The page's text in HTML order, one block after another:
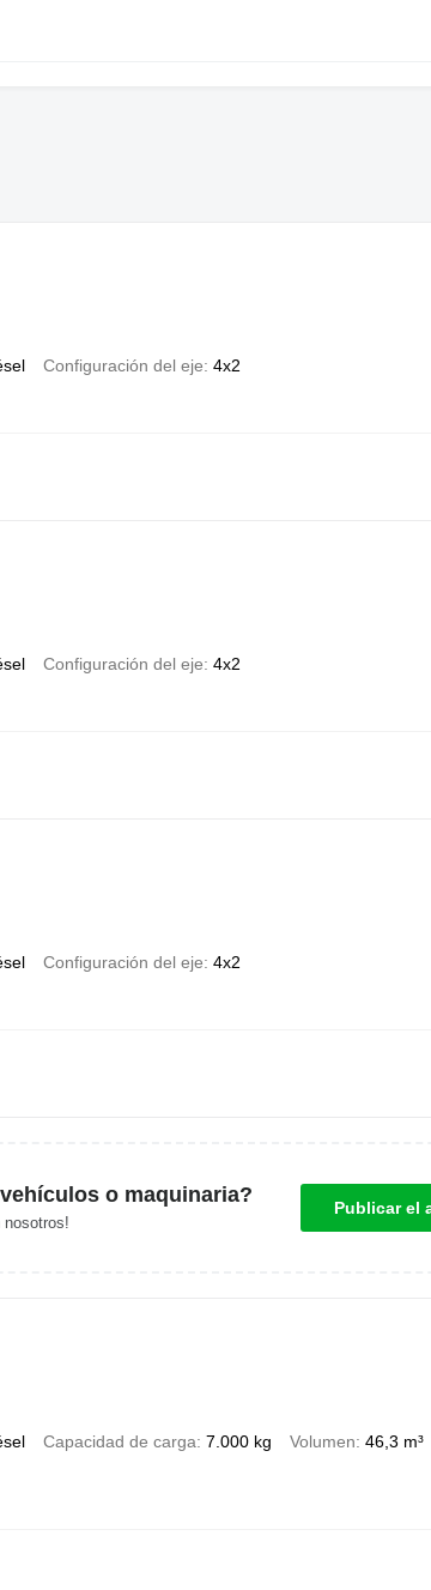
Configuración del eje 4x2
Configuración del eje 4x2
Configuración del eje 4x2
o maquinaria?
nosotros!
Publicar el
Capacidad de carga 7.000 kg Volumen 46,3 m³